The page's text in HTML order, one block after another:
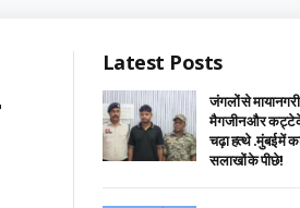
Latest Posts
जंगलों से
मैगजीन और कट्टे
चढ़ा हत्थे .मुंबई में
सलाखों के पीछे!